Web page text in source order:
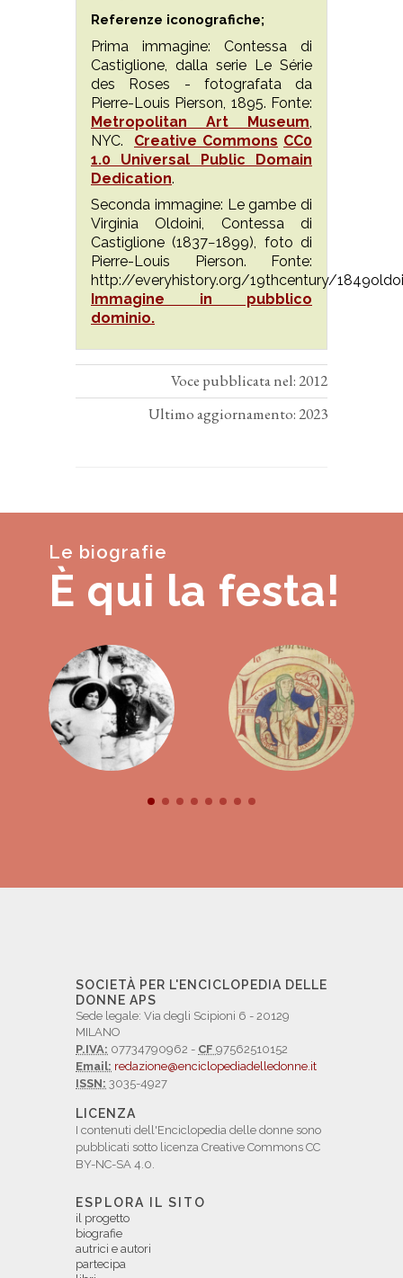
Referenze iconografiche;
Prima immagine: Contessa di
Castiglione, dalla serie Le Série
des Roses - fotografata da
Pierre-Louis Pierson, 1895. Fonte:
Metropolitan Art Museum
NYC. Creative Commons CC0
1.0 Universal Public Domain
Dedication.
Seconda immagine: Le gambe di
Virginia Oldoini, Contessa di
Castiglione (1837−1899), foto di
Pierre-Louis Pierson. Fonte:
http://everyhistory.org/19thcentury/
Immagine in pubblico
dominio.
Voce pubblicata nel: 2012
Ultimo aggiornamento: 2023
Le biografie
È qui la festa!
SOCIETÀ PER L'ENCICLOPEDIA DELLE
DONNE APS
Sede legale: Via degli Scipioni 6 - 20129
MILANO
P.IVA: 07734790962 - CF 97562510152
Email: redazione@enciclopediadelledonne.it
ISSN: 3035-4927
LICENZA
I contenuti dell'Enciclopedia delle donne sono
pubblicati sotto licenza Creative Commons CC
BY-NC-SA 4.0.
ESPLORA IL SITO
il progetto
biografie
autrici e autori
partecipa